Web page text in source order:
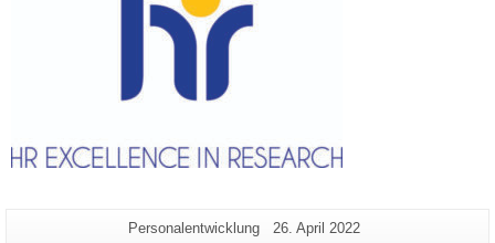
Zusätzliche
Seiten-
Personalentwicklung
Letzte
26. April 2022